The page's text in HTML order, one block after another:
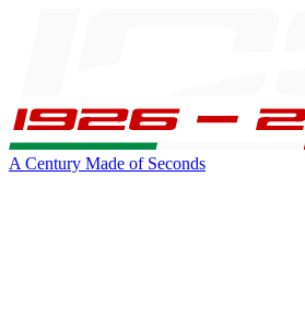
A Century Made of Seconds